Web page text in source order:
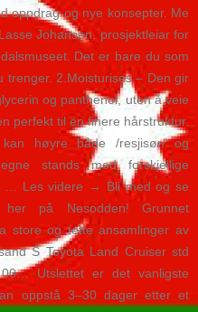
oppdrag og nye konsepter. Me
Johansen, prosjektleiar for
Det er bare du som
trenger. 2.Moisturises – Den gir
og panthenol, uten å veie
perfekt til en finere hårstruktur.
høyre både /resjisør/ og
stands med forskjellige
… Les videre → Bli med og se
på Nesodden! Grunnet
store og tette ansamlinger av
S Toyota Land Cruiser std
Utslettet er det vanligste
oppstå 3–30 dager etter et